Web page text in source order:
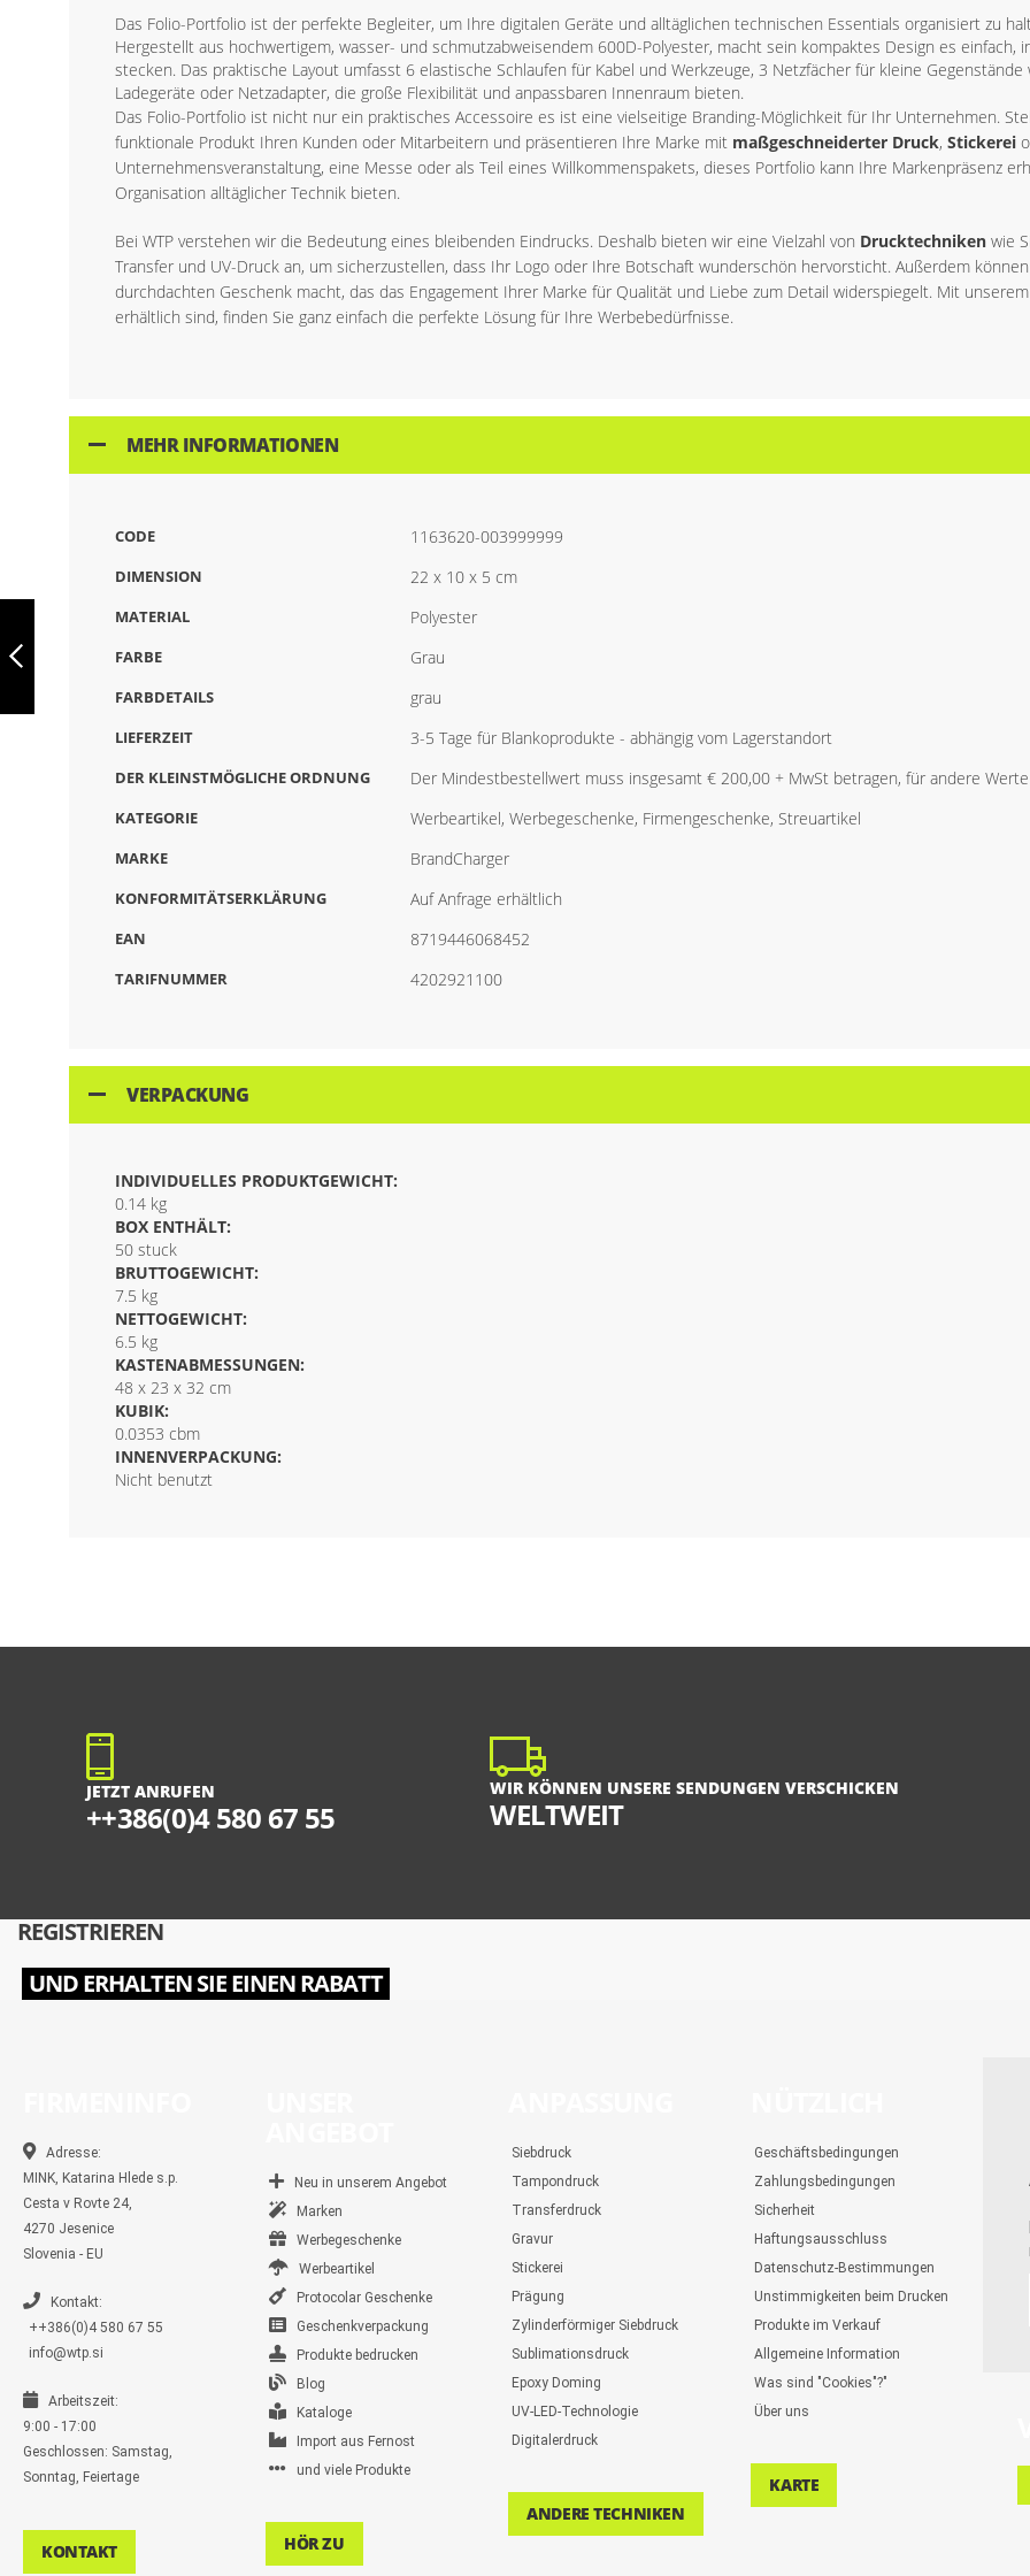
BRANDCHARGER
MARCO POLO
GRAU, 1163619-
Das Folio-Portfolio ist der perfekte Begleiter, um Ihre digitalen Geräte und alltäglichen technischen Essentials organisiert zu
Hergestellt aus hochwertigem, wasser- und schmutzabweisendem 600D-Polyester, macht sein kompaktes Design es einfach,
stecken. Das praktische Layout umfasst 6 elastische Schlaufen für Kabel und Werkzeuge, 3 Netzfächer für kleine
Ladegeräte oder Netzadapter, die große Flexibilität und anpassbaren Innenraum bieten.
Das Folio-Portfolio ist nicht nur ein praktisches Accessoire es ist eine vielseitige Branding-Möglichkeit für Ihr Unternehmen.
funktionale Produkt Ihren Kunden oder Mitarbeitern und präsentieren Ihre Marke mit maßgeschneiderter Druck, Stickerei
Unternehmensveranstaltung, eine Messe oder als Teil eines Willkommenspakets, dieses Portfolio kann Ihre Markenpräsenz
Organisation alltäglicher Technik bieten.
Bei WTP verstehen wir die Bedeutung eines bleibenden Eindrucks. Deshalb bieten wir eine Vielzahl von Drucktechniken wie
Transfer und UV-Druck an, um sicherzustellen, dass Ihr Logo oder Ihre Botschaft wunderschön hervorsticht. Außerdem
durchdachten Geschenk macht, das das Engagement Ihrer Marke für Qualität und Liebe zum Detail widerspiegelt. Mit
erhältlich sind, finden Sie ganz einfach die perfekte Lösung für Ihre Werbebedürfnisse.
MEHR INFORMATIONEN
CODE 1163620-003999999
DIMENSION 22 x 10 x 5 cm
MATERIAL Polyester
FARBE Grau
FARBDETAILS grau
LIEFERZEIT 3-5 Tage für Blankoprodukte - abhängig vom Lagerstandort
DER KLEINSTMÖGLICHE ORDNUNG Der Mindestbestellwert muss insgesamt € 200,00 + MwSt betragen, für andere
KATEGORIE Werbeartikel, Werbegeschenke, Firmengeschenke, Streuartikel
MARKE BrandCharger
KONFORMITÄTSERKLÄRUNG Auf Anfrage erhältlich
EAN 8719446068452
TARIFNUMMER 4202921100
VERPACKUNG
INDIVIDUELLES PRODUKTGEWICHT:
0.14 kg
BOX ENTHÄLT:
50 stuck
BRUTTOGEWICHT:
7.5 kg
NETTOGEWICHT:
6.5 kg
KASTENABMESSUNGEN:
48 x 23 x 32 cm
KUBIK:
0.0353 cbm
INNENVERPACKUNG:
Nicht benutzt
JETZT ANRUFEN
++386(0)4 580 67 55
WIR KÖNNEN UNSERE SENDUNGEN VERSCHICKEN
WELTWEIT
REGISTRIEREN
UND ERHALTEN SIE EINEN RABATT
Adresse:
MINK, Katarina Hlede s.p.
Cesta v Rovte 24,
4270 Jesenice
Slovenia - EU
Kontakt:
++386(0)4 580 67 55
info@wtp.si
Arbeitszeit:
9:00 - 17:00
Geschlossen: Samstag,
Sonntag, Feiertage
KONTAKT
Neu in unserem Angebot
Marken
Werbegeschenke
Werbeartikel
Protocolar Geschenke
Geschenkverpackung
Produkte bedrucken
Blog
Kataloge
Import aus Fernost
und viele Produkte
HÖR ZU
Siebdruck
Tampondruck
Transferdruck
Gravur
Stickerei
Prägung
Zylinderförmiger Siebdruck
Sublimationsdruck
Epoxy Doming
UV-LED-Technologie
Digitalerdruck
ANDERE TECHNIKEN
Geschäftsbedingungen
Zahlungsbedingungen
Sicherheit
Haftungsausschluss
Datenschutz-Bestimmungen
Unstimmigkeiten beim Drucken
Produkte im Verkauf
Allgemeine Information
Was sind "Cookies"?"
Über uns
KARTE